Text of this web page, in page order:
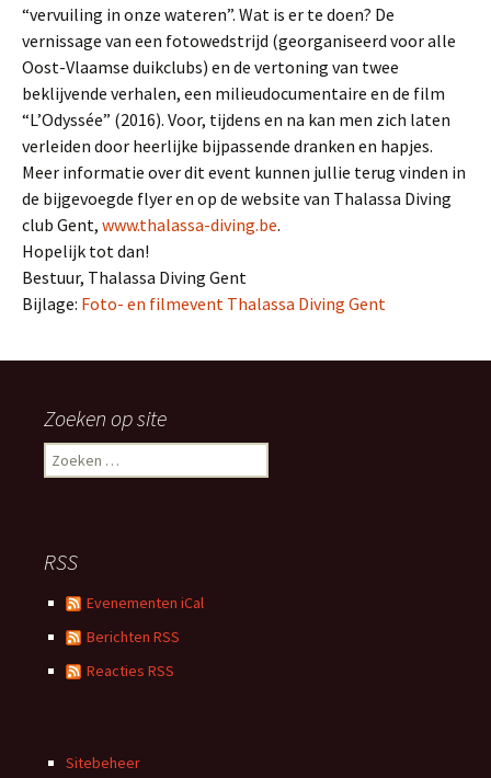
“vervuiling in onze wateren”. Wat is er te doen? De
vernissage van een fotowedstrijd (georganiseerd voor alle
Oost-Vlaamse duikclubs) en de vertoning van twee
beklijvende verhalen, een milieudocumentaire en de film
“L’Odyssée” (2016). Voor, tijdens en na kan men zich laten
verleiden door heerlijke bijpassende dranken en hapjes.
Meer informatie over dit event kunnen jullie terug vinden in
de bijgevoegde flyer en op de website van Thalassa Diving
club Gent, www.thalassa-diving.be.
Hopelijk tot dan!
Bestuur, Thalassa Diving Gent
Bijlage: Foto- en filmevent Thalassa Diving Gent
Zoeken op site
Zoeken
naar:
RSS
Evenementen iCal
Berichten RSS
Reacties RSS
Sitebeheer